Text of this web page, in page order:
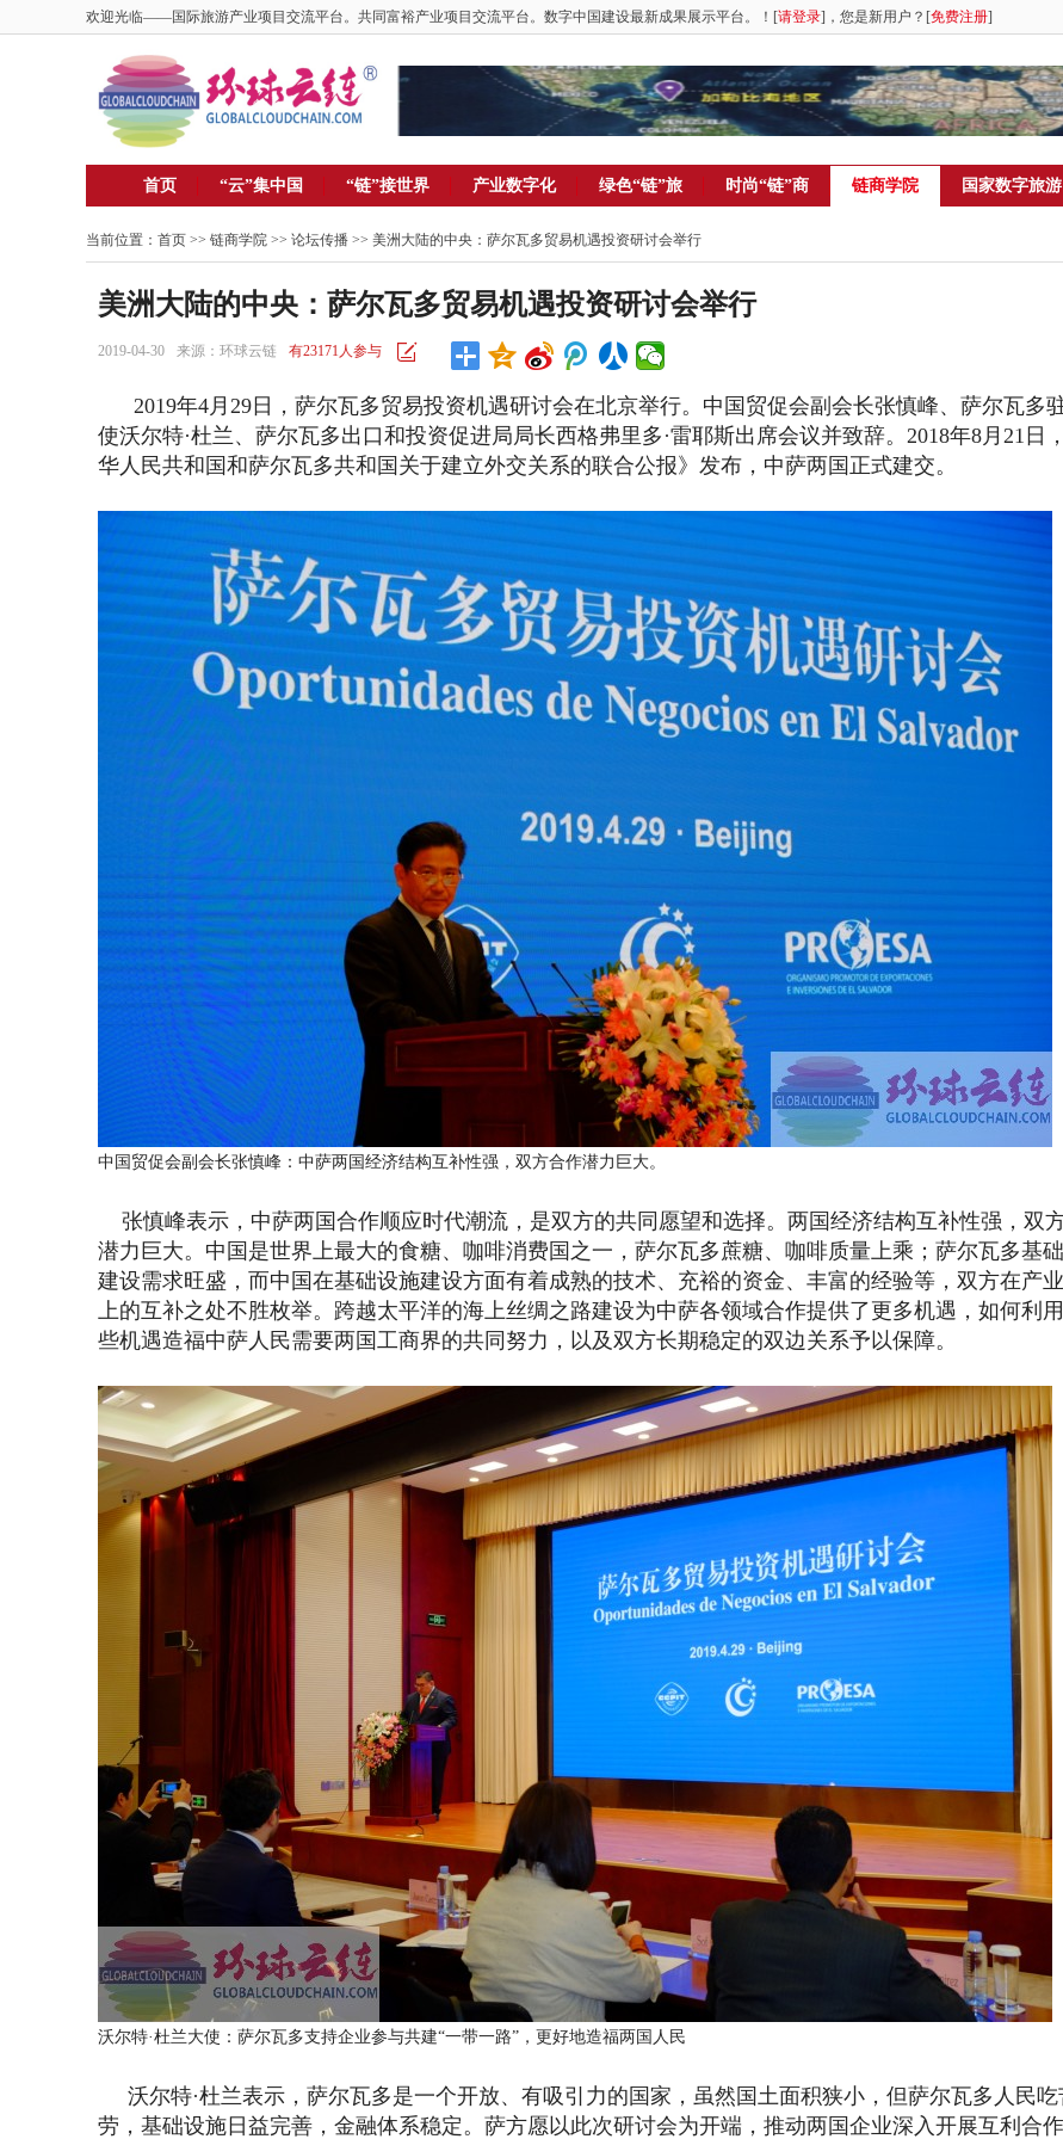
欢迎光临——国际旅游产业项目交流平台。共同富裕产业项目交流平台。数字中国建设最新成果展示平台。！[请登录]，您是新用户？[免费注册]
首页 “云”集中国 “链”接世界 产业数字化 绿色“链”旅 时尚“链”商 链商学院 国家数字旅游
当前位置： 首页 >> 链商学院 >> 论坛传播 >> 美洲大陆的中央：萨尔瓦多贸易机遇投资研讨会举行
美洲大陆的中央：萨尔瓦多贸易机遇投资研讨会举行
2019-04-30 来源：环球云链 有23171人参与
2019年4月29日，萨尔瓦多贸易投资机遇研讨会在北京举行。中国贸促会副会长张慎峰、萨尔瓦多
使沃尔特·杜兰、萨尔瓦多出口和投资促进局局长西格弗里多·雷耶斯出席会议并致辞。2018年8月21日
华人民共和国和萨尔瓦多共和国关于建立外交关系的联合公报》发布，中萨两国正式建交。
中国贸促会副会长张慎峰：中萨两国经济结构互补性强，双方合作潜力巨大。
张慎峰表示，中萨两国合作顺应时代潮流，是双方的共同愿望和选择。两国经济结构互补性强，双
潜力巨大。中国是世界上最大的食糖、咖啡消费国之一，萨尔瓦多蔗糖、咖啡质量上乘；萨尔瓦多基
建设需求旺盛，而中国在基础设施建设方面有着成熟的技术、充裕的资金、丰富的经验等，双方在产
上的互补之处不胜枚举。跨越太平洋的海上丝绸之路建设为中萨各领域合作提供了更多机遇，如何利
些机遇造福中萨人民需要两国工商界的共同努力，以及双方长期稳定的双边关系予以保障。
沃尔特·杜兰大使：萨尔瓦多支持企业参与共建“一带一路”，更好地造福两国人民
沃尔特·杜兰表示，萨尔瓦多是一个开放、有吸引力的国家，虽然国土面积狭小，但萨尔瓦多人民吃
劳，基础设施日益完善，金融体系稳定。萨方愿以此次研讨会为开端，推动两国企业深入开展互利合